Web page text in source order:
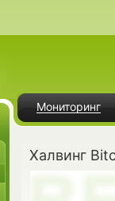
Мониторинг
Халвинг